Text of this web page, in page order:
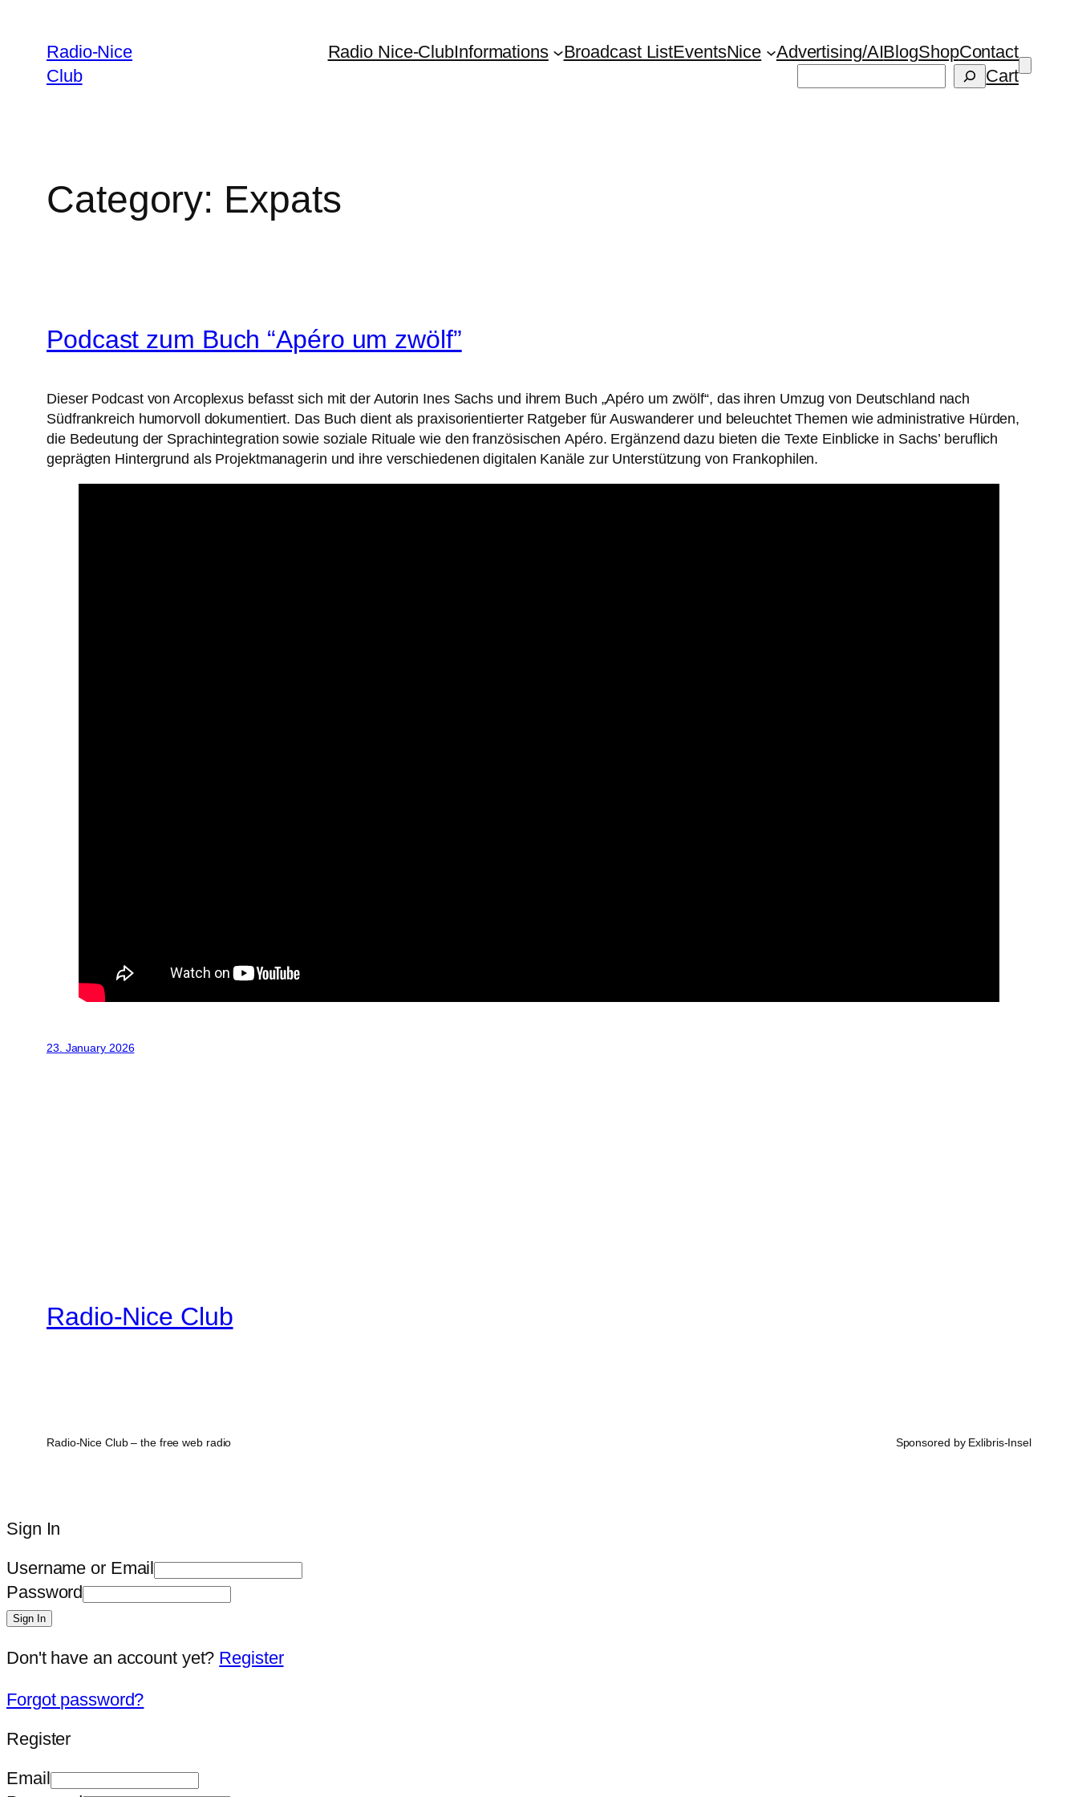
content
Radio-Nice
Club
Radio Nice-ClubInformations Broadcast ListEventsNice Advertising/AIBlogShopContact
Cart
Category: Expats
Podcast zum Buch “Apéro um zwölf”
Dieser Podcast von Arcoplexus befasst sich mit der Autorin Ines Sachs und ihrem Buch „Apéro um zwölf“, das ihren Umzug von Deutschland nach
Südfrankreich humorvoll dokumentiert. Das Buch dient als praxisorientierter Ratgeber für Auswanderer und beleuchtet Themen wie administrative Hürden,
die Bedeutung der Sprachintegration sowie soziale Rituale wie den französischen Apéro. Ergänzend dazu bieten die Texte Einblicke in Sachs’ beruflich
geprägten Hintergrund als Projektmanagerin und ihre verschiedenen digitalen Kanäle zur Unterstützung von Frankophilen.
23. January 2026
Radio-Nice Club
Radio-Nice Club – the free web radio Sponsored by Exlibris-Insel
Sign In
Username or Email
Password
Sign In
Don't have an account yet? Register
Forgot password?
Register
Email